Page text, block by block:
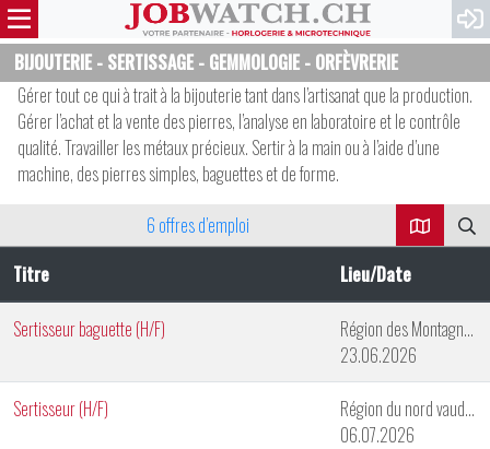
BIJOUTERIE - SERTISSAGE - GEMMOLOGIE - ORFÈVRERIE
Gérer tout ce qui à trait à la bijouterie tant dans l’artisanat que la production.
Gérer l’achat et la vente des pierres, l’analyse en laboratoire et le contrôle
qualité. Travailler les métaux précieux. Sertir à la main ou à l’aide d’une
machine, des pierres simples, baguettes et de forme.
6 offres d’emploi
Titre
Lieu/Date
Sertisseur baguette (H/F)
Région des Montagnes Neuchâteloises
23.06.2026
Sertisseur (H/F)
Région du nord vaudois
06.07.2026